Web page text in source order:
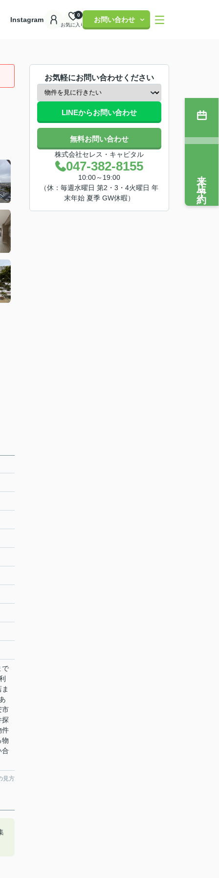
Instagram
お気に入り
0
お問い合わせ
で
市
探
件
物
合
見方
お気軽にお問い合わせください
LINEからお問い合わせ
無料お問い合わせ
株式会社セレス・キャピタル
047-382-8155
10:00～19:00
（休：毎週水曜日 第2・3・4火曜日 年
末年始 夏季 GW休暇）
来店予約